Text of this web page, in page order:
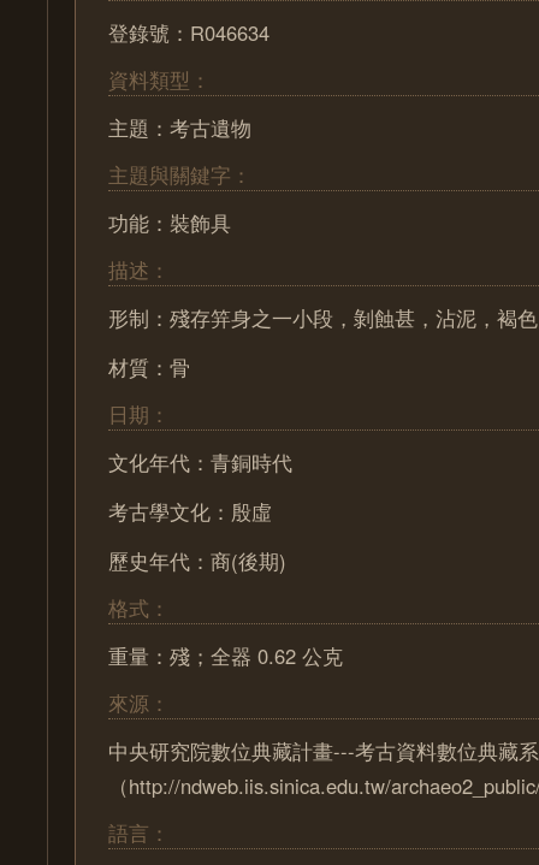
登錄號：R046634
資料類型：
主題：考古遺物
主題與關鍵字：
功能：裝飾具
描述：
形制：殘存笄身之一小段，剝蝕甚，沾泥，褐
材質：骨
日期：
文化年代：青銅時代
考古學文化：殷虛
歷史年代：商(後期)
格式：
重量：殘；全器 0.62 公克
來源：
中央研究院數位典藏計畫---考古資料數位典藏
（http://ndweb.iis.sinica.edu.tw/
語言：